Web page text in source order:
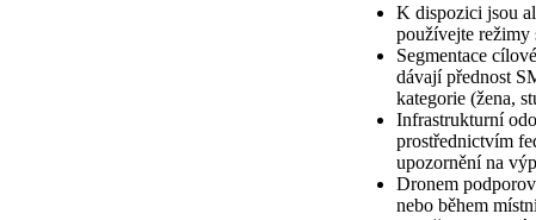
K dispozici jsou
používejte režimy
Segmentace
dávají přednost
kategorie (žena,
Infrastrukturní
prostřednictvím
upozornění na
Dronem
nebo během